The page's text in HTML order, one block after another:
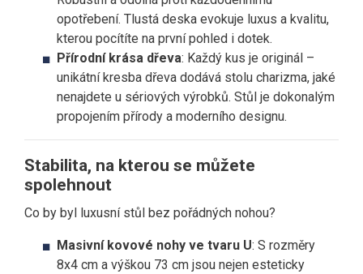
opotřebení. Tlustá deska evokuje luxus a kvalitu,
kterou pocítíte na první pohled i dotek.
Přírodní krása dřeva: Každý kus je originál –
unikátní kresba dřeva dodává stolu charizma, jaké
nenajdete u sériových výrobků. Stůl je dokonalým
propojením přírody a moderního designu.
Stabilita, na kterou se můžete
spolehnout
Co by byl luxusní stůl bez pořádných nohou?
Masivní kovové nohy ve tvaru U: S rozměry
8x4 cm a výškou 73 cm jsou nejen esteticky